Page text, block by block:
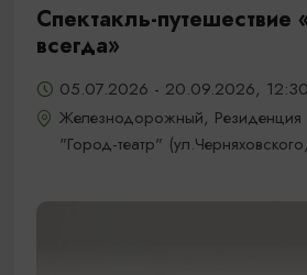
Спектакль-путешествие
всегда»
05.07.2026 - 20.09.2026,
Железнодорожный, Резиденция
"Город-театр"